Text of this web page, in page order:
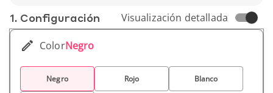
1. Conf­iguración Visualización detallada
ColorNegro
Negro Rojo Blanco